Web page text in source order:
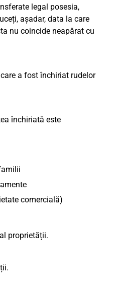
legal posesia,
așadar, data la care
nu coincide neapărat cu
a fost închiriat rudelor
închiriată este
comercială)
proprietății.